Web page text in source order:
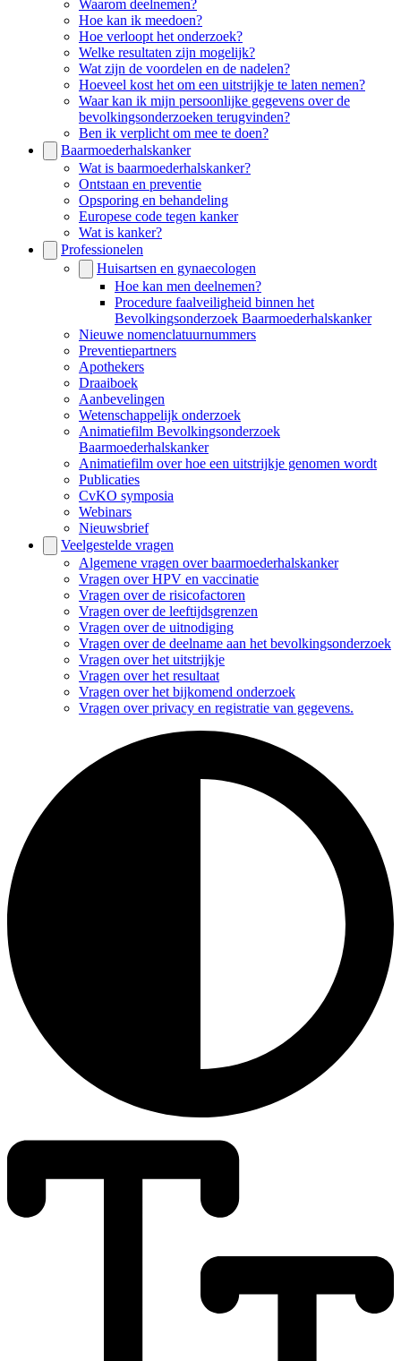
baarmoederhals
kanker
Waarom deelnemen?
Hoe kan ik meedoen?
Hoe verloopt het onderzoek?
Welke resultaten zijn mogelijk?
Wat zijn de voordelen en de nadelen?
Hoeveel kost het om een uitstrijkje te laten nemen?
Waar kan ik mijn persoonlijke gegevens over de
bevolkingsonderzoeken terugvinden?
Ben ik verplicht om mee te doen?
Baarmoederhalskanker
Wat is baarmoederhalskanker?
Ontstaan en preventie
Opsporing en behandeling
Europese code tegen kanker
Wat is kanker?
Professionelen
Huisartsen en gynaecologen
Hoe kan men deelnemen?
Procedure faalveiligheid binnen het
Bevolkingsonderzoek Baarmoederhalskanker
Nieuwe nomenclatuurnummers
Preventiepartners
Apothekers
Draaiboek
Aanbevelingen
Wetenschappelijk onderzoek
Animatiefilm Bevolkingsonderzoek
Baarmoederhalskanker
Animatiefilm over hoe een uitstrijkje genomen wordt
Publicaties
CvKO symposia
Webinars
Nieuwsbrief
Veelgestelde vragen
Algemene vragen over baarmoederhalskanker
Vragen over HPV en vaccinatie
Vragen over de risicofactoren
Vragen over de leeftijdsgrenzen
Vragen over de uitnodiging
Vragen over de deelname aan het bevolkingsonderzoek
Vragen over het uitstrijkje
Vragen over het resultaat
Vragen over het bijkomend onderzoek
Vragen over privacy en registratie van gegevens.